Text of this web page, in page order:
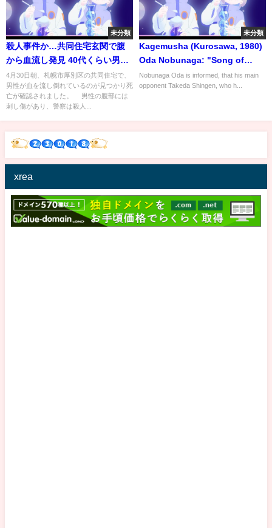
未分類
殺人事件か…共同住宅玄関で腹
から血流し発見 40代くらい男性
死亡 刃物の"刺し傷"も (21/04/30
11:30)
4月30日朝、札幌市厚別区の共同住宅で、
男性が血を流し倒れているのが見つかり死
亡が確認されました。 男性の腹部には
刺し傷があり、警察は殺人...
未分類
Kagemusha (Kurosawa, 1980)
Oda Nobunaga: "Song of
Atsumori"
Nobunaga Oda is informed, that his main
opponent Takeda Shingen, who h...
xrea